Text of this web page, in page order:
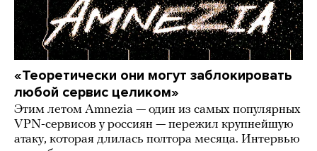
«Теоретически они могут заблокировать
любой сервис целиком»
Этим летом Amnezia — один из самых популярных
VPN-сервисов у россиян — пережил крупнейшую
атаку, которая длилась полтора месяца. Интервью